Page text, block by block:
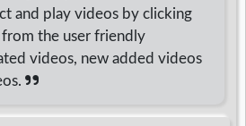
and play videos by clicking
the user friendly
videos, new added videos